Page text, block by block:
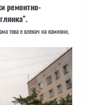
ремонтно-
това е влекач на камиони,